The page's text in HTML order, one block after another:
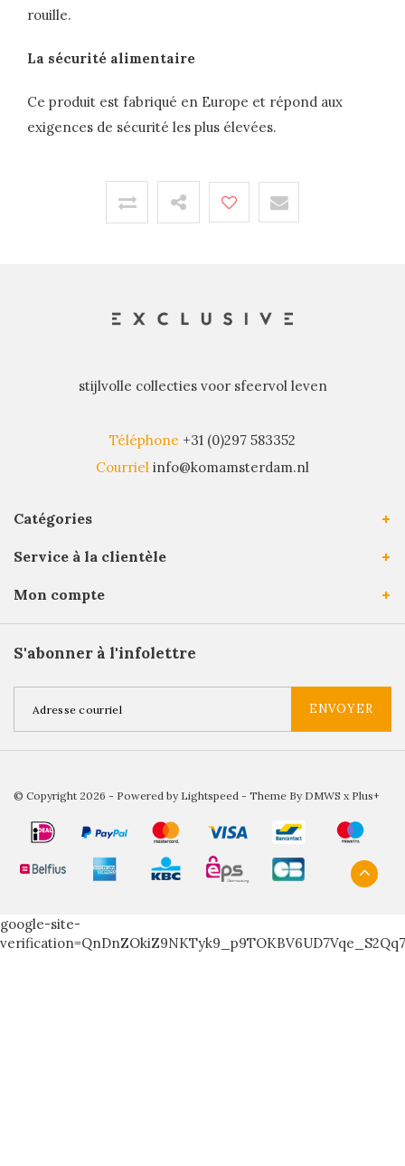
rouille.
La sécurité alimentaire
Ce produit est fabriqué en Europe et répond aux
exigences de sécurité les plus élevées.
stijlvolle collecties voor sfeervol leven
Téléphone +31 (0)297 583352
Courriel info@komamsterdam.nl
Catégories
Service à la clientèle
Mon compte
S'abonner à l'infolettre
ENVOYER
© Copyright 2026 - Powered by Lightspeed - Theme By DMWS x Plus+
google-site-